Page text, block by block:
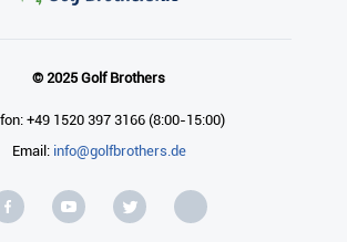
© 2025 Golf Brothers
+49 1520 397 3166 (8:00-15:00)
Email: info@golfbrothers.de